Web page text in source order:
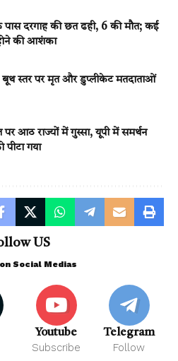
दरगाह की छत ढही, 6 की मौत; कई
की आशंका
स्तर पर मृत और डुप्लीकेट मतदाताओं
आठ राज्यों में गुस्सा, यूपी में समर्थन
पीटा गया
US
Social Medias
Youtube
Subscribe
Telegram
Follow